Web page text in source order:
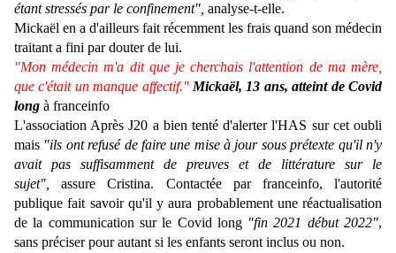
étant stressés par le confinement", analyse-t-elle.
Mickaël en a d'ailleurs fait récemment les frais quand son médecin
traitant a fini par douter de lui.
"Mon médecin m'a dit que je cherchais l'attention de ma mère,
que c'était un manque affectif." Mickaël, 13 ans, atteint de Covid
long à franceinfo
L'association Après J20 a bien tenté d'alerter l'HAS sur cet oubli
mais "ils ont refusé de faire une mise à jour sous prétexte qu'il n'y
avait pas suffisamment de preuves et de littérature sur le
sujet",
assure Cristina. Contactée par franceinfo, l'autorité
publique fait savoir qu'il y aura probablement une réactualisation
de la communication sur le Covid long "fin 2021 début 2022",
sans préciser pour autant si les enfants seront inclus ou non.